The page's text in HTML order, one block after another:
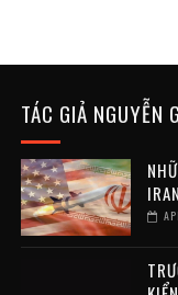
TÁC GIẢ NGUYỄN